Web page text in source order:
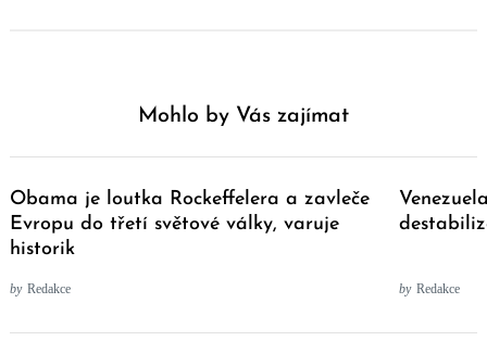
Mohlo by Vás zajímat
Obama je loutka Rockeffelera a zavleče
Evropu do třetí světové války, varuje
historik
by Redakce by Redakce